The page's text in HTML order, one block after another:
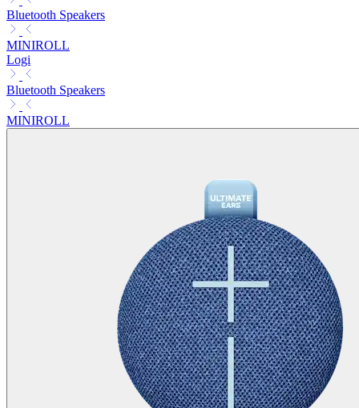
Bluetooth Speakers
MINIROLL
Logi
Bluetooth Speakers
MINIROLL